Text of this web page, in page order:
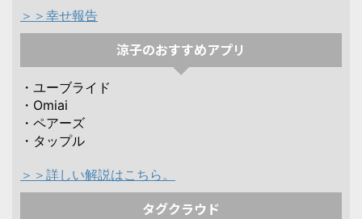
＞＞幸せ報告
涼子のおすすめアプリ
・ユーブライド
・Omiai
・ペアーズ
・タップル
＞＞詳しい解説はこちら。
タグクラウド